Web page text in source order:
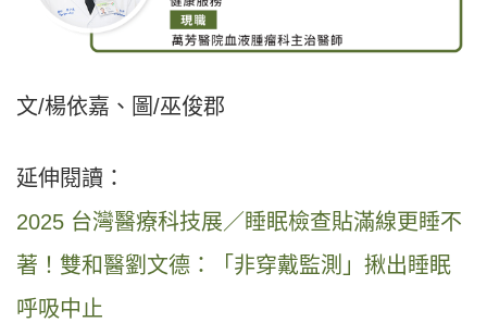
文/楊依嘉、圖/巫俊郡
延伸閱讀：
2025 台灣醫療科技展／睡眠檢查貼滿線更睡不
著！雙和醫劉文德：「非穿戴監測」揪出睡眠
呼吸中止